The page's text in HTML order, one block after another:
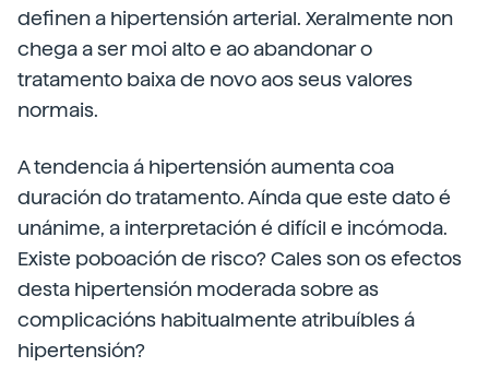
definen a hipertensión arterial. Xeralmente non
chega a ser moi alto e ao abandonar o
tratamento baixa de novo aos seus valores
normais.
A tendencia á hipertensión aumenta coa
duración do tratamento. Aínda que este dato é
unánime, a interpretación é difícil e incómoda.
Existe poboación de risco? Cales son os efectos
desta hipertensión moderada sobre as
complicacións habitualmente atribuíbles á
hipertensión?